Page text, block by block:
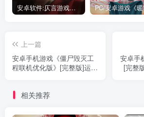
安卓软件:仄言游戏库4.0APP全新上架了！没有下的赶紧下载呀！
上一篇
安卓手机游戏《僵尸毁灭工
程联机优化版》[完整版]运行
安卓手
[完整
相关推荐